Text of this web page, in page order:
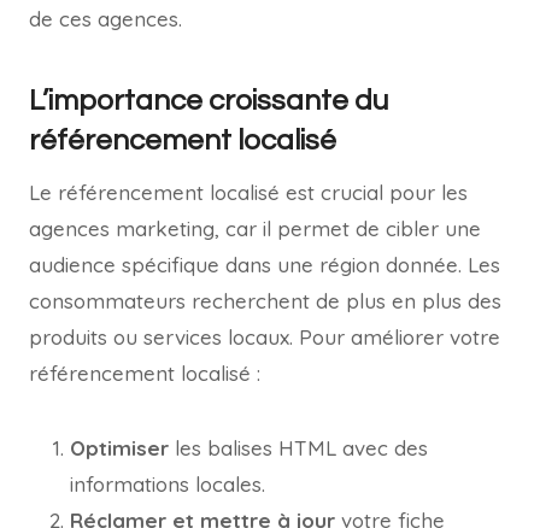
de ces agences.
L’importance croissante du
référencement localisé
Le référencement localisé est crucial pour les
agences marketing, car il permet de cibler une
audience spécifique dans une région donnée. Les
consommateurs recherchent de plus en plus des
produits ou services locaux. Pour améliorer votre
référencement localisé :
Optimiser les balises HTML avec des
informations locales.
Réclamer et mettre à jour votre fiche